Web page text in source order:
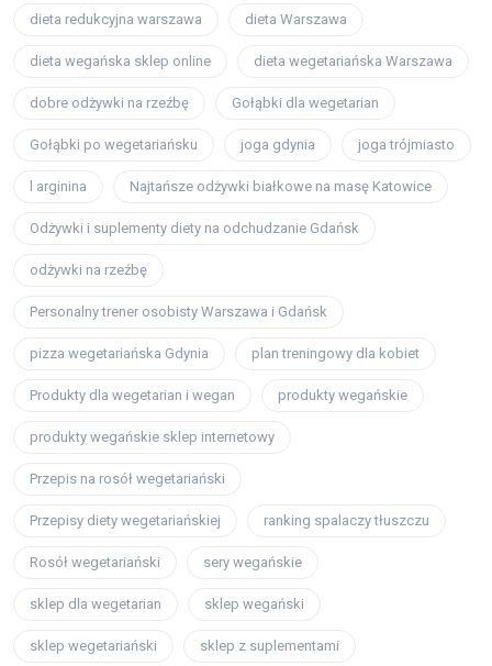
dieta redukcyjna warszawa dieta Warszawa
dieta wegańska sklep online dieta wegetariańska Warszawa
dobre odżywki na rzeźbę Gołąbki dla wegetarian
Gołąbki po wegetariańsku joga gdynia joga trójmiasto
l arginina Najtańsze odżywki białkowe na masę Katowice
Odżywki i suplementy diety na odchudzanie Gdańsk
odżywki na rzeźbę
Personalny trener osobisty Warszawa i Gdańsk
pizza wegetariańska Gdynia plan treningowy dla kobiet
Produkty dla wegetarian i wegan produkty wegańskie
produkty wegańskie sklep internetowy
Przepis na rosół wegetariański
Przepisy diety wegetariańskiej ranking spalaczy tłuszczu
Rosół wegetariański sery wegańskie
sklep dla wegetarian sklep wegański
sklep wegetariański sklep z suplementami